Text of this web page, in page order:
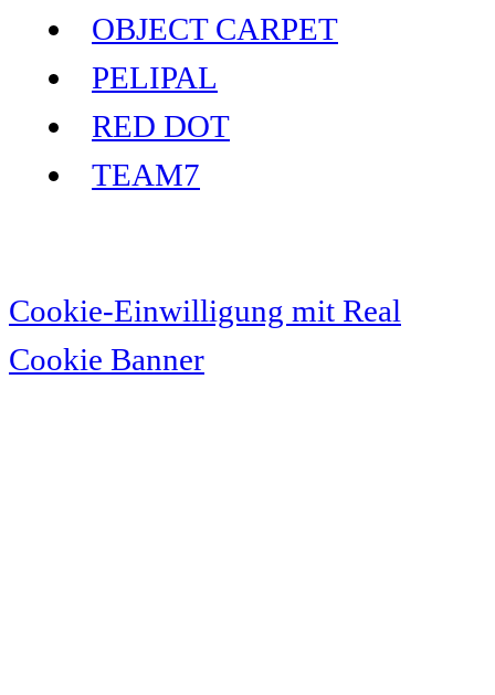
OBJECT CARPET
PELIPAL
RED DOT
TEAM7
Cookie-Einwilligung mit Real
Cookie Banner